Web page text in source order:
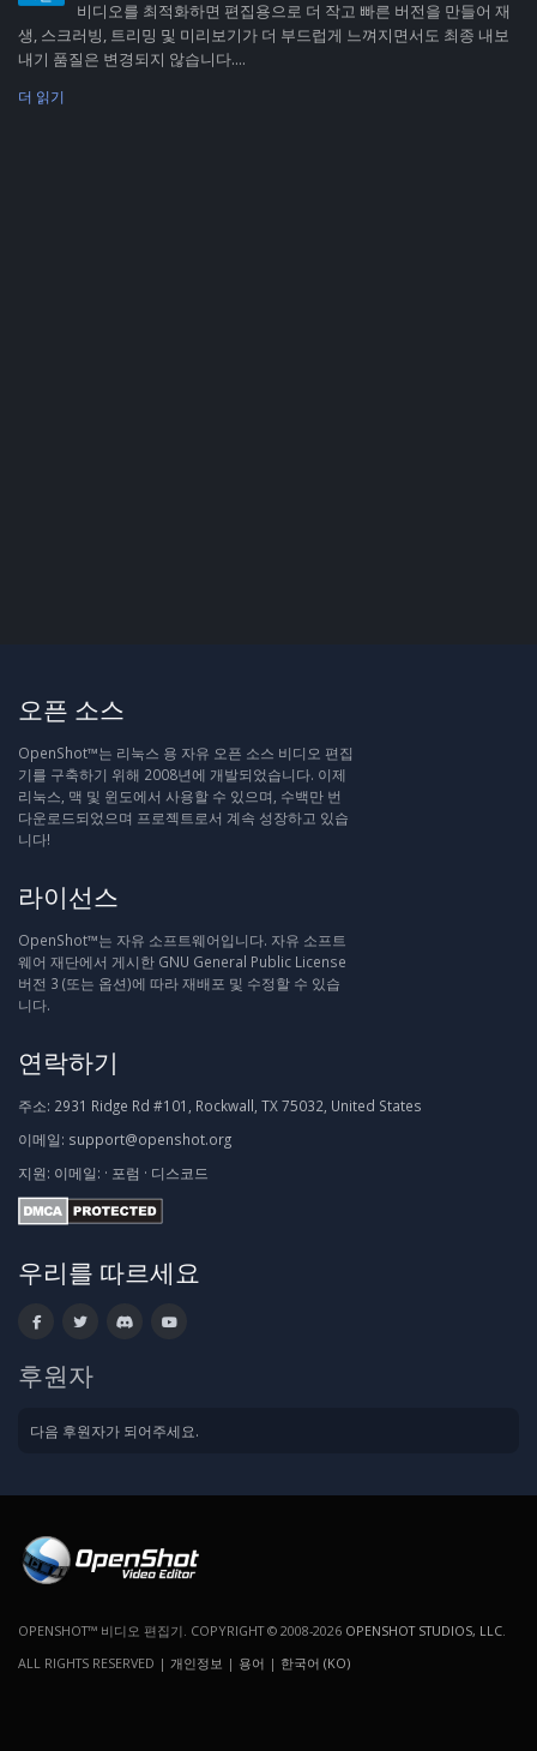
비디오를 최적화하면 편집용으로 더 작고 빠른 버전을 만들어 재
생, 스크러빙, 트리밍 및 미리보기가 더 부드럽게 느껴지면서도 최종 내보
내기 품질은 변경되지 않습니다....
더 읽기
오픈 소스
OpenShot™는 리눅스 용 자유 오픈 소스 비디오 편집
기를 구축하기 위해 2008년에 개발되었습니다. 이제
리눅스, 맥 및 윈도에서 사용할 수 있으며, 수백만 번
다운로드되었으며 프로젝트로서 계속 성장하고 있습
니다!
라이선스
OpenShot™는 자유 소프트웨어입니다. 자유 소프트
웨어 재단에서 게시한 GNU General Public License
버전 3 (또는 옵션)에 따라 재배포 및 수정할 수 있습
니다.
연락하기
주소: 2931 Ridge Rd #101, Rockwall, TX 75032, United States
이메일: support@openshot.org
지원: 이메일: · 포럼 · 디스코드
우리를 따르세요
후원자
다음 후원자가 되어주세요.
OPENSHOT™ 비디오 편집기. COPYRIGHT © 2008-2026 OPENSHOT STUDIOS, LLC.
ALL RIGHTS RESERVED | 개인정보 | 용어 | 한국어 (KO)